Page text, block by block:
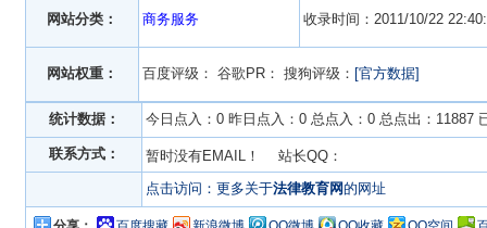
网站分类： 商务服务 收录时间：2011/10/22
网站权重： 百度评级： 谷歌PR： 搜狗评级： [官方数据]
统计数据： 今日点入：0 昨日点入：0 总点入：0 总点出：11887
联系方式：
暂时没有EMAIL！ 站长QQ：
点击访问：更多关于法律教育网的网址